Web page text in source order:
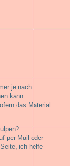
je nach
kann.
das Material
per Mail oder
ich helfe